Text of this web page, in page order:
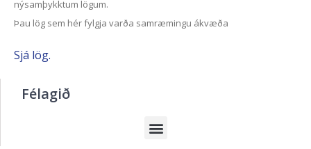
nýsamþykktum lögum.
Þau lög sem hér fylgja varða samræmingu ákvæða
Sjá lög.
Félagið